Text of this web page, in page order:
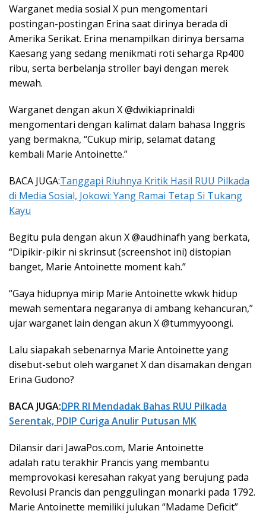
Warganet media sosial X pun mengomentari
postingan-postingan Erina saat dirinya berada di
Amerika Serikat. Erina menampilkan dirinya bersama
Kaesang yang sedang menikmati roti seharga Rp400
ribu, serta berbelanja stroller bayi dengan merek
mewah.
Warganet dengan akun X @dwikiaprinaldi
mengomentari dengan kalimat dalam bahasa Inggris
yang bermakna, “Cukup mirip, selamat datang
kembali Marie Antoinette.”
BACA JUGA:Tanggapi Riuhnya Kritik Hasil RUU Pilkada
di Media Sosial, Jokowi: Yang Ramai Tetap Si Tukang
Kayu
Begitu pula dengan akun X @audhinafh yang berkata,
“Dipikir-pikir ni skrinsut (screenshot ini) distopian
banget, Marie Antoinette moment kah.”
“Gaya hidupnya mirip Marie Antoinette wkwk hidup
mewah sementara negaranya di ambang kehancuran,”
ujar warganet lain dengan akun X @tummyyoongi.
Lalu siapakah sebenarnya Marie Antoinette yang
disebut-sebut oleh warganet X dan disamakan dengan
Erina Gudono?
BACA JUGA:DPR RI Mendadak Bahas RUU Pilkada
Serentak, PDIP Curiga Anulir Putusan MK
Dilansir dari JawaPos.com, Marie Antoinette
adalah ratu terakhir Prancis yang membantu
memprovokasi keresahan rakyat yang berujung pada
Revolusi Prancis dan penggulingan monarki pada 1792.
Marie Antoinette memiliki julukan “Madame Deficit”